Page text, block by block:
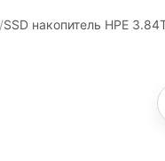
SSD накопитель HPE